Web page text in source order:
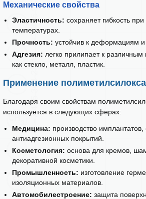
Механические свойства
Эластичность: сохраняет гибкость при
температурах.
Прочность: устойчив к деформациям и
Адгезия: легко прилипает к
как стекло, металл, пластик.
Применение
Благодаря своим свойствам
используется в следующих сферах:
Медицина: производство имплантатов,
антиадгезионных покрытий.
Косметология: основа для кремов,
декоративной косметики.
Промышленность: изготовление
изоляционных материалов.
Автомобилестроение: защита